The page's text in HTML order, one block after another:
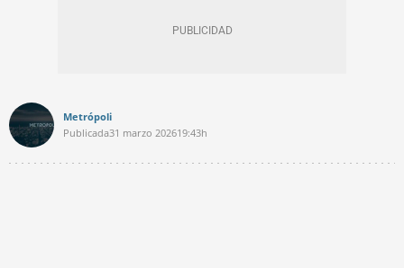
Metrópoli
Publicada31 marzo 202619:43h